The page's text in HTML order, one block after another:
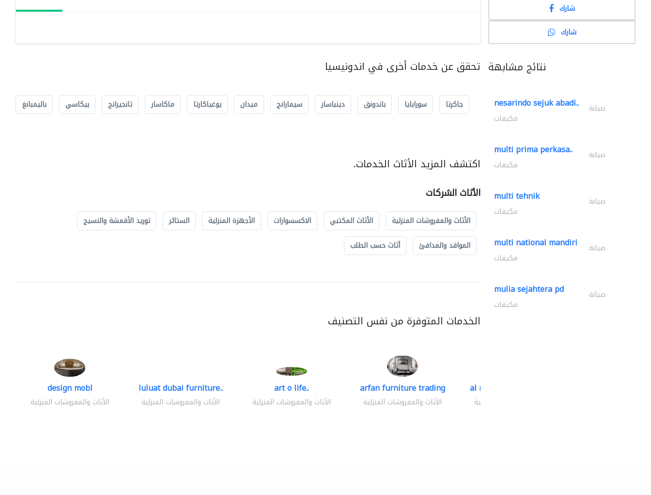
تحقق عن خدمات أخرى في اندونيسيا
جاكرتا سورابايا باندونق دينباسار سيمارانج ميدان يوغياكارتا ماكاسار تانجيرانج بيكاسي باليمبانغ
اكتشف المزيد الأثاث الخدمات.
الأثاث الشركات
الأثاث والمفروشات المنزلية الأثاث المكتبي الاكسسوارات الأجهزة المنزلية الستائر
توريد الأقمشة والنسيج
المواقد والمدافئ
أثاث حسب الطلب
الخدمات المتوفرة من نفس التصنيف
design mobl
الأثاث والمفروشات المنزلية
luluat dubai furniture..
الأثاث والمفروشات المنزلية
art o life..
الأثاث والمفروشات المنزلية
arfan furniture trading
الأثاث والمفروشات المنزلية
al mashrabia furniture..
الأثاث والمفروشات المنزلية
شارك
شارك
نتائج مشابهة
nesarindo sejuk abadi.. صيانة
مكيفات
multi prima perkasa.. صيانة
مكيفات
multi tehnik صيانة
مكيفات
multi national mandiri صيانة
مكيفات
mulia sejahtera pd صيانة
مكيفات